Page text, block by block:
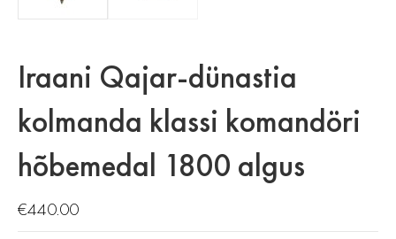
Iraani Qajar-dünastia
kolmanda klassi komandöri
hõbemedal 1800 algus
€440.00